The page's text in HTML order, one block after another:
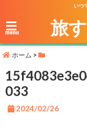
いつ
menu 旅
ホーム >
033
2024/02/26